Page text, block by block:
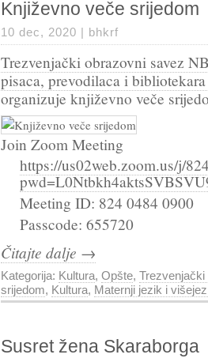
Književno veče srijedom
10 dec, 2020 | bhkrf
Trezvenjački obrazovni savez
pisaca, prevodilaca i
organizuje književno veče
Join Zoom Meeting
https://us02web.zoom.us/j/
Meeting ID: 824 0484 0900
Passcode: 655720
Čitajte dalje →
Kategorija: Kultura, Opšte, Trezvenjački
srijedom, Kultura, Maternji jezik i
Susret žena Skaraborga